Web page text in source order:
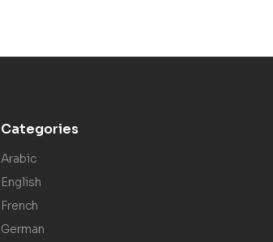
Categories
Arabic
English
French
German